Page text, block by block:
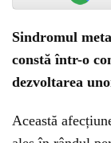
Sindromul
constă într-o
dezvoltarea
Această